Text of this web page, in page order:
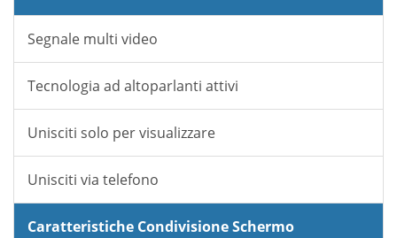
Segnale multi video
Tecnologia ad altoparlanti attivi
Unisciti solo per visualizzare
Unisciti via telefono
Caratteristiche Condivisione Schermo